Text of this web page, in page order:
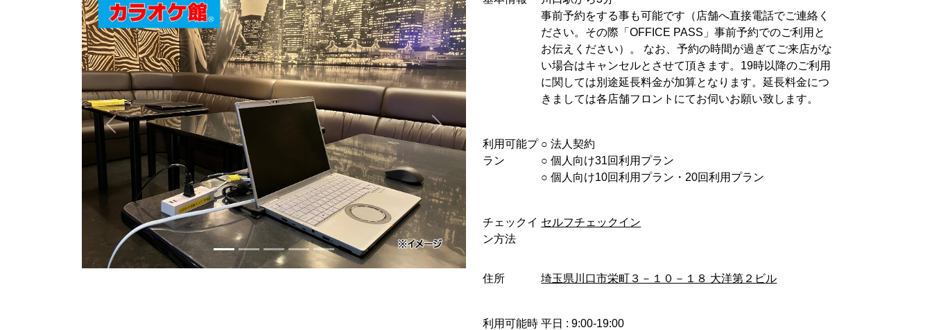
事前予約をする事も可能です（店舗へ直接電話でご連絡く
ださい。その際「OFFICE PASS」事前予約でのご利用と
お伝えください）。 なお、予約の時間が過ぎてご来店がな
い場合はキャンセルとさせて頂きます。19時以降のご利用
に関しては別途延長料金が加算となります。延長料金につ
きましては各店舗フロントにてお伺いお願い致します。
利用可能プ
ラン
○︎ 法人契約
○︎ 個人向け31回利用プラン
○︎ 個人向け10回利用プラン・20回利用プラン
チェックイ
ン方法
セルフチェックイン
住所 埼玉県川口市栄町３－１０－１８ 大洋第２ビル
利用可能時 平日 : 9:00-19:00